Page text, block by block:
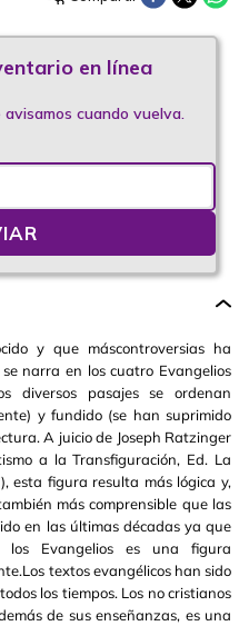
cuando vuelva.
y que máscontroversias ha
narra en los cuatro Evangelios
diversos pasajes se ordenan
y fundido (se han suprimido
A juicio de Joseph Ratzinger
a la Transfiguración, Ed. La
esta figura resulta más lógica y,
más comprensible que las
en las últimas décadas ya que
los Evangelios es una figura
textos evangélicos han sido
los tiempos. Los no cristianos
de sus enseñanzas, es una